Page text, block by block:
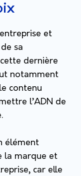
et
sa
dernière
notamment
contenu
l’ADN de
élément
la marque et
car elle